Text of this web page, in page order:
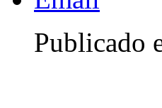
Publicado